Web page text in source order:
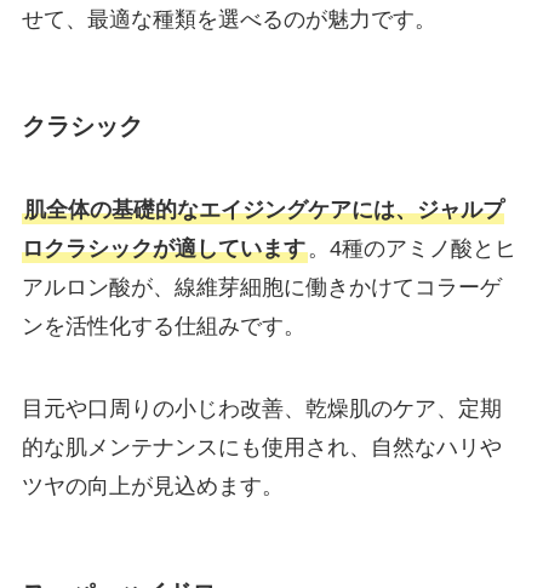
せて、最適な種類を選べるのが魅力です。
クラシック
肌全体の基礎的なエイジングケアには、ジャルプ
ロクラシックが適しています。4種のアミノ酸とヒ
アルロン酸が、線維芽細胞に働きかけてコラーゲ
ンを活性化する仕組みです。
目元や口周りの小じわ改善、乾燥肌のケア、定期
的な肌メンテナンスにも使用され、自然なハリや
ツヤの向上が見込めます。